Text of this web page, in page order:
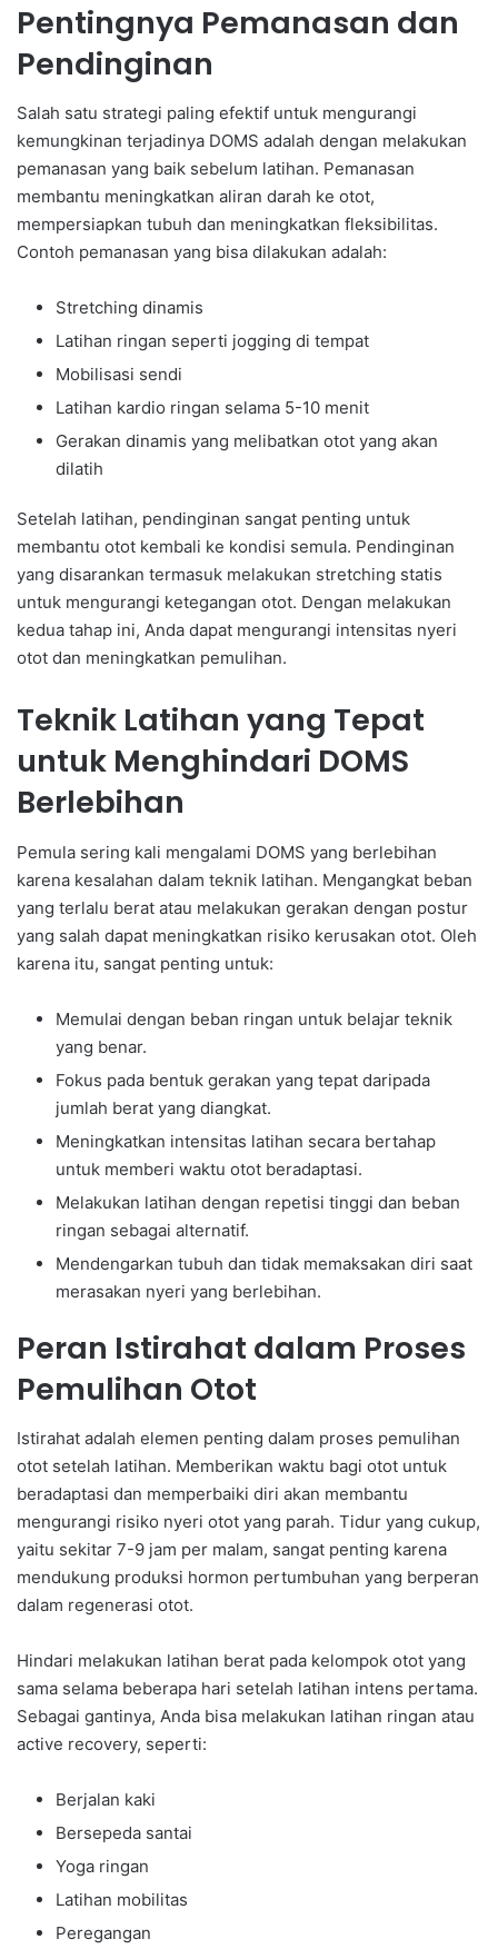
Pentingnya Pemanasan dan
Pendinginan
Salah satu strategi paling efektif untuk mengurangi
kemungkinan terjadinya DOMS adalah dengan melakukan
pemanasan yang baik sebelum latihan. Pemanasan
membantu meningkatkan aliran darah ke otot,
mempersiapkan tubuh dan meningkatkan fleksibilitas.
Contoh pemanasan yang bisa dilakukan adalah:
Stretching dinamis
Latihan ringan seperti jogging di tempat
Mobilisasi sendi
Latihan kardio ringan selama 5-10 menit
Gerakan dinamis yang melibatkan otot yang akan
dilatih
Setelah latihan, pendinginan sangat penting untuk
membantu otot kembali ke kondisi semula. Pendinginan
yang disarankan termasuk melakukan stretching statis
untuk mengurangi ketegangan otot. Dengan melakukan
kedua tahap ini, Anda dapat mengurangi intensitas nyeri
otot dan meningkatkan pemulihan.
Teknik Latihan yang Tepat
untuk Menghindari DOMS
Berlebihan
Pemula sering kali mengalami DOMS yang berlebihan
karena kesalahan dalam teknik latihan. Mengangkat beban
yang terlalu berat atau melakukan gerakan dengan postur
yang salah dapat meningkatkan risiko kerusakan otot. Oleh
karena itu, sangat penting untuk:
Memulai dengan beban ringan untuk belajar teknik
yang benar.
Fokus pada bentuk gerakan yang tepat daripada
jumlah berat yang diangkat.
Meningkatkan intensitas latihan secara bertahap
untuk memberi waktu otot beradaptasi.
Melakukan latihan dengan repetisi tinggi dan beban
ringan sebagai alternatif.
Mendengarkan tubuh dan tidak memaksakan diri saat
merasakan nyeri yang berlebihan.
Peran Istirahat dalam Proses
Pemulihan Otot
Istirahat adalah elemen penting dalam proses pemulihan
otot setelah latihan. Memberikan waktu bagi otot untuk
beradaptasi dan memperbaiki diri akan membantu
mengurangi risiko nyeri otot yang parah. Tidur yang cukup,
yaitu sekitar 7-9 jam per malam, sangat penting karena
mendukung produksi hormon pertumbuhan yang berperan
dalam regenerasi otot.
Hindari melakukan latihan berat pada kelompok otot yang
sama selama beberapa hari setelah latihan intens pertama.
Sebagai gantinya, Anda bisa melakukan latihan ringan atau
active recovery, seperti:
Berjalan kaki
Bersepeda santai
Yoga ringan
Latihan mobilitas
Peregangan